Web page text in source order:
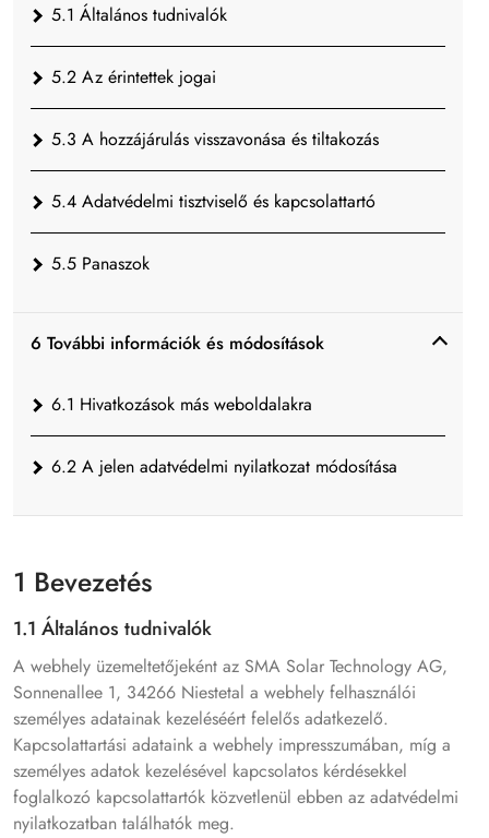
5.1 Általános tudnivalók
5.2 Az érintettek jogai
5.3 A hozzájárulás visszavonása és tiltakozás
5.4 Adatvédelmi tisztviselő és kapcsolattartó
5.5 Panaszok
6 További információk és módosítások
6.1 Hivatkozások más weboldalakra
6.2 A jelen adatvédelmi nyilatkozat módosítása
1 Bevezetés
1.1 Általános tudnivalók
A webhely üzemeltetőjeként az SMA Solar Technology AG,
Sonnenallee 1, 34266 Niestetal a webhely felhasználói
személyes adatainak kezeléséért felelős adatkezelő.
Kapcsolattartási adataink a webhely impresszumában, míg a
személyes adatok kezelésével kapcsolatos kérdésekkel
foglalkozó kapcsolattartók közvetlenül ebben az adatvédelmi
nyilatkozatban találhatók meg.